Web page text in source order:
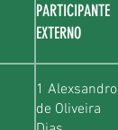
PARTICIPANTE
EXTERNO
1 Alexsandro
de Oliveira